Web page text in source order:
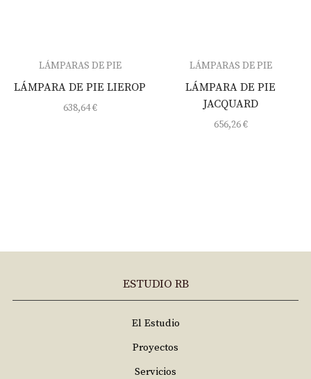
LÁMPARAS DE PIE
LÁMPARA DE PIE LIEROP
638,64€
LÁMPARAS DE PIE
LÁMPARA DE PIE
JACQUARD
656,26€
ESTUDIO RB
El Estudio
Proyectos
Servicios